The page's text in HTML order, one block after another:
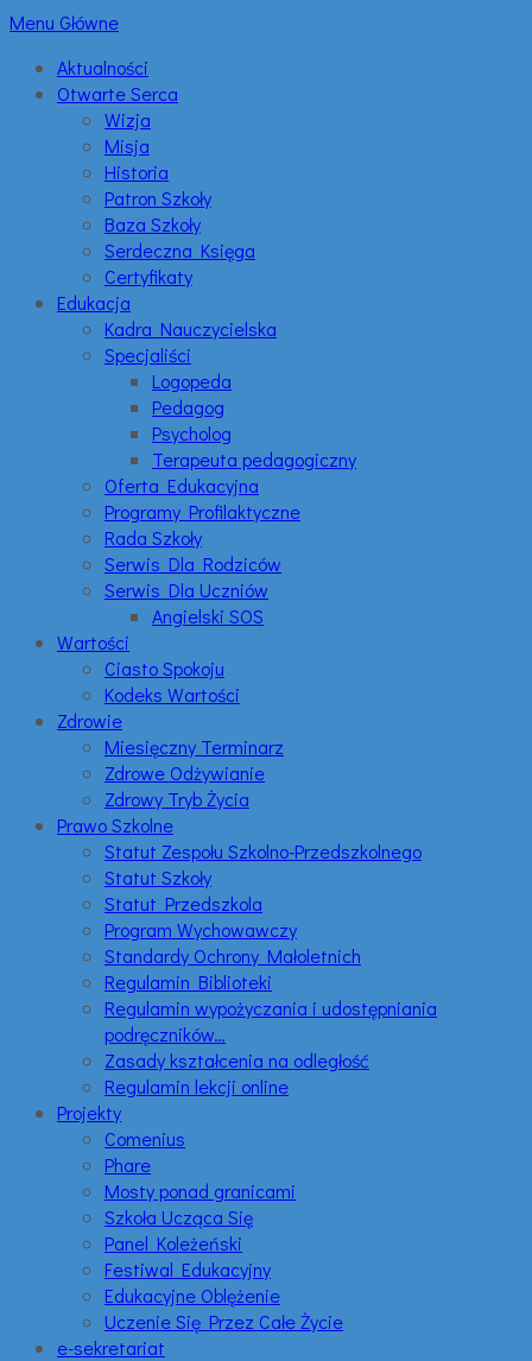
Menu Główne
Aktualności
Otwarte Serca
Wizja
Misja
Historia
Patron Szkoły
Baza Szkoły
Serdeczna Księga
Certyfikaty
Edukacja
Kadra Nauczycielska
Specjaliści
Logopeda
Pedagog
Psycholog
Terapeuta pedagogiczny
Oferta Edukacyjna
Programy Profilaktyczne
Rada Szkoły
Serwis Dla Rodziców
Serwis Dla Uczniów
Angielski SOS
Wartości
Ciasto Spokoju
Kodeks Wartości
Zdrowie
Miesięczny Terminarz
Zdrowe Odżywianie
Zdrowy Tryb Życia
Prawo Szkolne
Statut Zespołu Szkolno-Przedszkolnego
Statut Szkoły
Statut Przedszkola
Program Wychowawczy
Standardy Ochrony Małoletnich
Regulamin Biblioteki
Regulamin wypożyczania i udostępniania
podręczników…
Zasady kształcenia na odległość
Regulamin lekcji online
Projekty
Comenius
Phare
Mosty ponad granicami
Szkoła Ucząca Się
Panel Koleżeński
Festiwal Edukacyjny
Edukacyjne Oblężenie
Uczenie Się Przez Całe Życie
e-sekretariat